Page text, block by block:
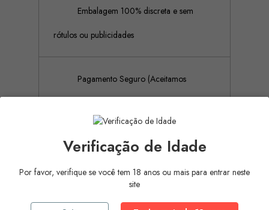
Embalagem 100% discreta e sem
rótulos ou publicidades
Pagamento Seguro (Aceitamos
e cartões de crédito)
Detalhes do produto
Verificação de Idade
Por favor, verifique se você tem 18 anos ou mais para entrar neste
site